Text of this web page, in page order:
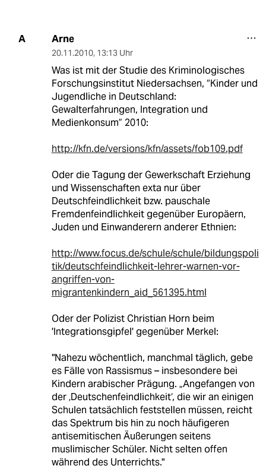
A Arne
20.11.2010, 13:13 Uhr
Was ist mit der Studie des Kriminologisches
Forschungsinstitut Niedersachsen, “Kinder und
Jugendliche in Deutschland:
Gewalterfahrungen, Integration und
Medienkonsum” 2010:
http://kfn.de/versions/kfn/assets/fob109.pdf
Oder die Tagung der Gewerkschaft Erziehung
und Wissenschaften exta nur über
Deutschfeindlichkeit bzw. pauschale
Fremdenfeindlichkeit gegenüber Europäern,
Juden und Einwanderern anderer Ethnien:
http://www.focus.de/schule/schule/bildungspoli
tik/deutschfeindlichkeit-lehrer-warnen-vor-
angriffen-von-
migrantenkindern_aid_561395.html
Oder der Polizist Christian Horn beim
'Integrationsgipfel' gegenüber Merkel:
"Nahezu wöchentlich, manchmal täglich, gebe
es Fälle von Rassismus – insbesondere bei
Kindern arabischer Prägung. „Angefangen von
der ‚Deutschenfeindlichkeit‘, die wir an einigen
Schulen tatsächlich feststellen müssen, reicht
das Spektrum bis hin zu noch häufigeren
antisemitischen Äußerungen seitens
muslimischer Schüler. Nicht selten offen
während des Unterrichts."